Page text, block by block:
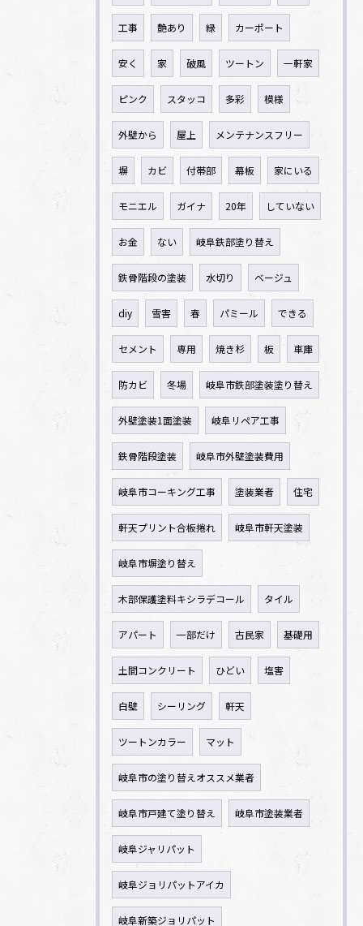
工事 艶あり 緑 カーポート
安く 家 破風 ツートン 一軒家
ピンク スタッコ 多彩 模様
外壁から 屋上 メンテナンスフリー
塀 カビ 付帯部 幕板 家にいる
モニエル ガイナ 20年 していない
お金 ない 岐阜鉄部塗り替え
鉄骨階段の塗装 水切り ベージュ
diy 雪害 春 パミール できる
セメント 専用 焼き杉 板 車庫
防カビ 冬場 岐阜市鉄部塗装塗り替え
外壁塗装1面塗装 岐阜リペア工事
鉄骨階段塗装 岐阜市外壁塗装費用
岐阜市コーキング工事 塗装業者 住宅
軒天プリント合板捲れ 岐阜市軒天塗装
岐阜市塀塗り替え
木部保護塗料キシラデコール タイル
アパート 一部だけ 古民家 基礎用
土間コンクリート ひどい 塩害
白壁 シーリング 軒天
ツートンカラー マット
岐阜市の塗り替えオススメ業者
岐阜市戸建て塗り替え 岐阜市塗装業者
岐阜ジャリパット
岐阜ジョリパットアイカ
岐阜新築ジョリパット